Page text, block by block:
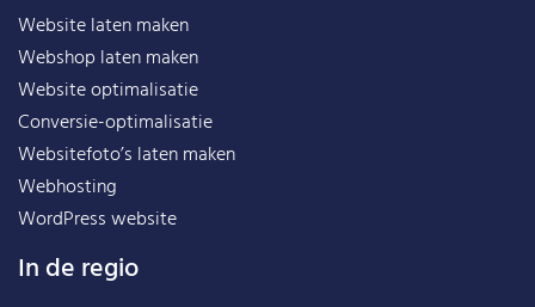
Website laten maken
Webshop laten maken
Website optimalisatie
Conversie-optimalisatie
Websitefoto’s laten maken
Webhosting
WordPress website
In de regio